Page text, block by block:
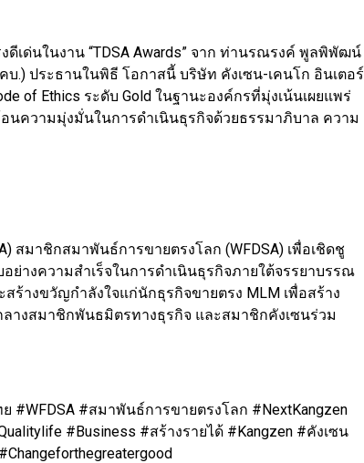
เด่นในงาน “TDSA Awards” จาก ท่านรณรงค์ พูลพิพัฒน์
.) ประธานในพิธี โอกาสนี้ บริษัท คังเซน-เคนโก อินเตอร์
of Ethics ระดับ Gold ในฐานะองค์กรที่มุ่งเน้นเผยแพร่
นความมุ่งมั่นในการดำเนินธุรกิจด้วยธรรมาภิบาล ความ
สมาชิกสมาพันธ์การขายตรงโลก (WFDSA) เพื่อเชิดชู
ย่างความสำเร็จในการดำเนินธุรกิจภายใต้จรรยาบรรณ
ร้างขวัญกำลังใจแก่นักธุรกิจขายตรง MLM เพื่อสร้าง
างสมาชิกพันธมิตรทางธุรกิจ และสมาชิกคังเซนร่วม
#WFDSA #สมาพันธ์การขายตรงโลก #NextKangzen
#Business #สร้างรายได้ #Kangzen #คังเซน